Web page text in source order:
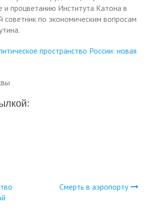
и процветанию Института Катона в
советник по экономическим вопросам
пространство России: новая
Смерть в аэропорту